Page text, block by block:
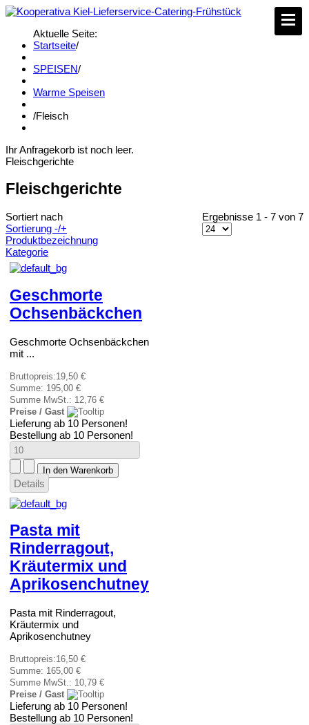
Aktuelle Seite:
Startseite/
SPEISEN/
Warme Speisen
/Fleisch
Ihr Anfragekorb ist noch leer.
Fleischgerichte
Fleischgerichte
Sortiert nach
Sortierung -/+
Produktbezeichnung
Kategorie
Ergebnisse 1 - 7 von 7
Geschmorte
Ochsenbäckchen
Geschmorte Ochsenbäckchen
mit ...
Bruttopreis:19,50 €
Summe: 195,00 €
Summe MwSt.: 12,76 €
Preise / Gast
Lieferung ab 10 Personen!
Bestellung ab 10 Personen!
Details
Pasta mit
Rinderragout,
Kräutermix und
Aprikosenchutney
Pasta mit Rinderragout,
Kräutermix und
Aprikosenchutney
Bruttopreis:16,50 €
Summe: 165,00 €
Summe MwSt.: 10,79 €
Preise / Gast
Lieferung ab 10 Personen!
Bestellung ab 10 Personen!